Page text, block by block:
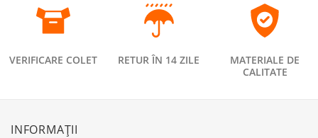
VERIFICARE COLET RETUR ÎN 14 ZILE
MATERIALE DE
CALITATE
INFORMAȚII